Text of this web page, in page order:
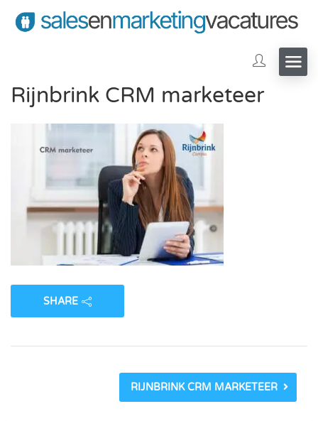
Rijnbrink CRM marketeer
SHARE
RIJNBRINK CRM MARKETEER